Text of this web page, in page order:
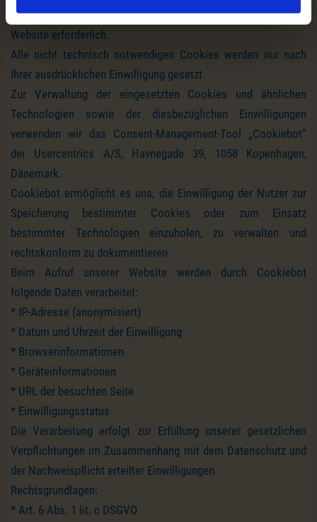
Technisch notwendige Cookies sind für den Betrieb der
Website erforderlich.
Alle nicht technisch notwendigen Cookies werden nur nach
Ihrer ausdrücklichen Einwilligung gesetzt.
Zur Verwaltung der eingesetzten Cookies und ähnlichen
Technologien sowie der diesbezüglichen Einwilligungen
verwenden wir das Consent-Management-Tool „Cookiebot“
der Usercentrics A/S, Havnegade 39, 1058 Kopenhagen,
Dänemark.
Cookiebot ermöglicht es uns, die Einwilligung der Nutzer zur
Speicherung bestimmter Cookies oder zum Einsatz
bestimmter Technologien einzuholen, zu verwalten und
rechtskonform zu dokumentieren.
Beim Aufruf unserer Website werden durch Cookiebot
folgende Daten verarbeitet:
* IP-Adresse (anonymisiert)
* Datum und Uhrzeit der Einwilligung
* Browserinformationen
* Geräteinformationen
* URL der besuchten Seite
* Einwilligungsstatus
Die Verarbeitung erfolgt zur Erfüllung unserer gesetzlichen
Verpflichtungen im Zusammenhang mit dem Datenschutz und
der Nachweispflicht erteilter Einwilligungen.
Rechtsgrundlagen:
* Art. 6 Abs. 1 lit. c DSGVO